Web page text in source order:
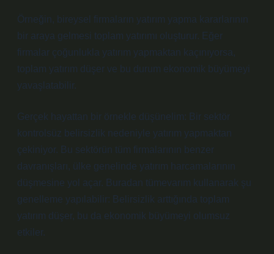
Örneğin, bireysel firmaların yatırım yapma kararlarının
bir araya gelmesi toplam yatırımı oluşturur. Eğer
firmalar çoğunlukla yatırım yapmaktan kaçınıyorsa,
toplam yatırım düşer ve bu durum ekonomik büyümeyi
yavaşlatabilir.
Gerçek hayattan bir örnekle düşünelim: Bir sektör
kontrolsüz belirsizlik nedeniyle yatırım yapmaktan
çekiniyor. Bu sektörün tüm firmalarının benzer
davranışları, ülke genelinde yatırım harcamalarının
düşmesine yol açar. Buradan tümevarım kullanarak şu
genelleme yapılabilir: Belirsizlik arttığında toplam
yatırım düşer, bu da ekonomik büyümeyi olumsuz
etkiler.